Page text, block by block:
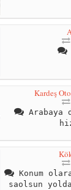
Kardeş
Arabaya
Konum
saolsun